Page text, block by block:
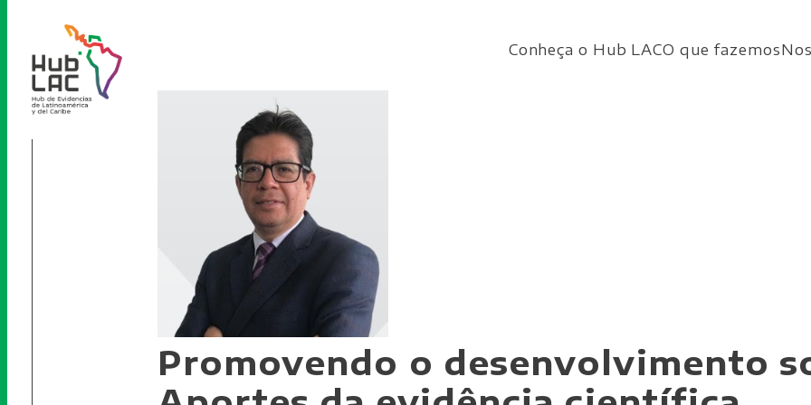
Conheça o Hub LACO que fazemos
Promovendo o desenvolvimento